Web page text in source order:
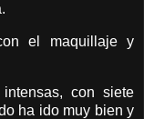
el maquillaje y
con siete
ha ido muy bien y